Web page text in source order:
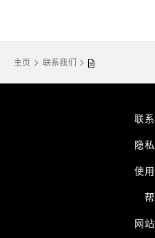
主页 联系我们
联
隐
使
网